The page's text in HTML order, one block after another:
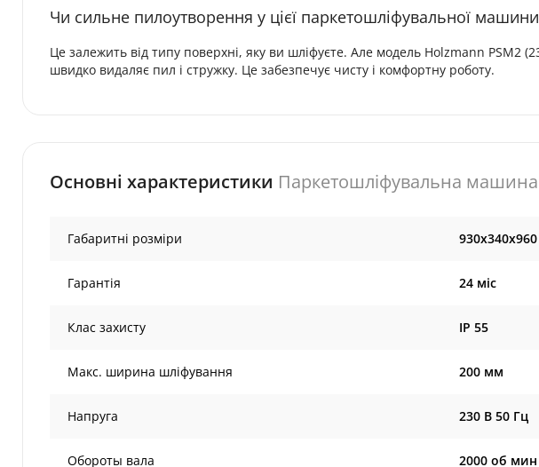
Чи сильне пилоутворення у цієї паркетошліфувальної
Це залежить від типу поверхні, яку ви шліфуєте. Але модель Holzmann PSM2
швидко видаляє пил і стружку. Це забезпечує чисту і комфортну роботу.
Основні характеристики Паркетошліфувальна
Габаритні розміри
Гарантія 24 міс
Клас захисту IP 55
Макс. ширина шліфування 200 мм
Напруга 230 В 50 Гц
Обороты вала 2000 об мин